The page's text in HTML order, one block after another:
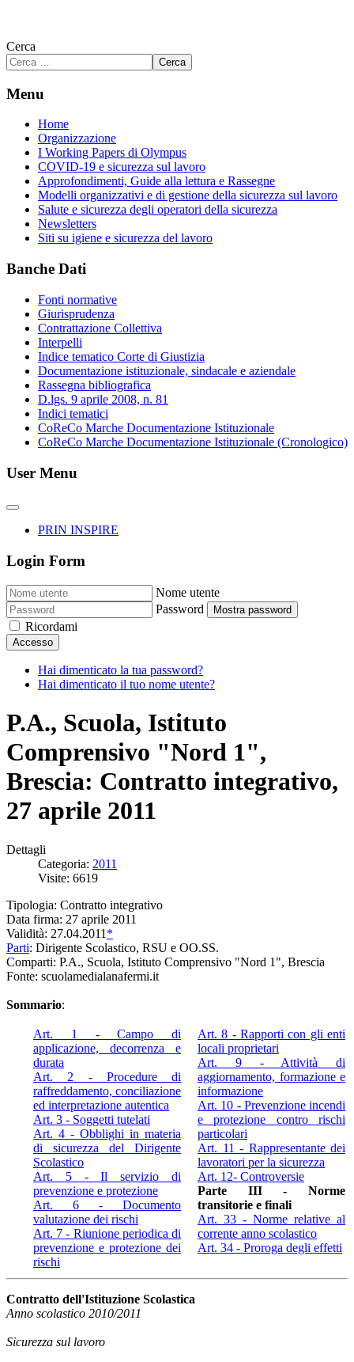
Cerca
Cerca
Menu
Home
Organizzazione
I Working Papers di Olympus
COVID-19 e sicurezza sul lavoro
Approfondimenti, Guide alla lettura e Rassegne
Modelli organizzativi e di gestione della sicurezza sul lavoro
Salute e sicurezza degli operatori della sicurezza
Newsletters
Siti su igiene e sicurezza del lavoro
Banche Dati
Fonti normative
Giurisprudenza
Contrattazione Collettiva
Interpelli
Indice tematico Corte di Giustizia
Documentazione istituzionale, sindacale e aziendale
Rassegna bibliografica
D.lgs. 9 aprile 2008, n. 81
Indici tematici
CoReCo Marche Documentazione Istituzionale
CoReCo Marche Documentazione Istituzionale (Cronologico)
User Menu
PRIN INSPIRE
Login Form
Nome utente
Password
Mostra password
Ricordami
Accesso
Hai dimenticato la tua password?
Hai dimenticato il tuo nome utente?
P.A., Scuola, Istituto
Comprensivo "Nord 1",
Brescia: Contratto integrativo,
27 aprile 2011
Dettagli
Categoria: 2011
Visite: 6619
Tipologia: Contratto integrativo
Data firma: 27 aprile 2011
Validità: 27.04.2011 *
Parti: Dirigente Scolastico, RSU e OO.SS.
Comparti: P.A., Scuola, Istituto Comprensivo "Nord 1", Brescia
Fonte: scuolamedialanafermi.it
Sommario:
Art. 1 - Campo di
applicazione, decorrenza e
durata
Art. 2 - Procedure di
raffreddamento, conciliazione
ed interpretazione autentica
Art. 3 - Soggetti tutelati
Art. 4 - Obblighi in materia
di sicurezza del Dirigente
Scolastico
Art. 5 - Il servizio di
prevenzione e protezione
Art. 6 - Documento
valutazione dei rischi
Art. 7 - Riunione periodica di
prevenzione e protezione dei
rischi
Art. 8 - Rapporti con gli enti
locali proprietari
Art. 9 - Attività di
aggiornamento, formazione e
informazione
Art. 10 - Prevenzione incendi
e protezione contro rischi
particolari
Art. 11 - Rappresentante dei
lavoratori per la sicurezza
Art. 12- Controversie
Parte III - Norme
transitorie e finali
Art. 33 - Norme relative al
corrente anno scolastico
Art. 34 - Proroga degli effetti
Contratto dell'Istituzione Scolastica
Anno scolastico 2010/2011
Sicurezza sul lavoro